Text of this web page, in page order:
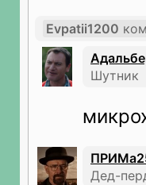
Evpatii1200
Шутник
Дед-